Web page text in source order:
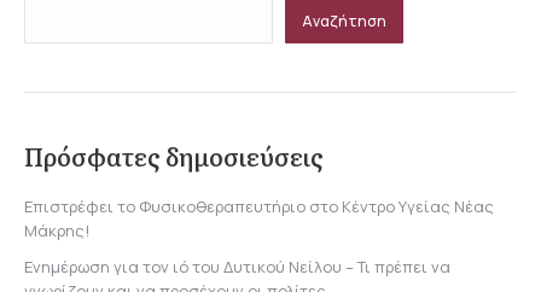
Αναζήτηση
Πρόσφατες δημοσιεύσεις
Επιστρέφει το Φυσικοθεραπευτήριο στο Κέντρο Υγείας Νέας
Μάκρης!
Ενημέρωση για τον ιό του Δυτικού Νείλου – Τι πρέπει να